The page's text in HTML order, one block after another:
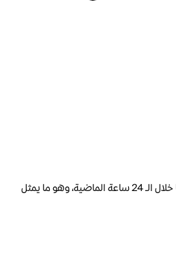
السعر الحالي لـ Cronos هو ALGO 0.5708 لكل CRO. مع عرض متداول يبلغ 47.31B CRO، فإن هذا يعني أن قيمة Cronos السوقية تبلغ 2.402B. ارتفع حجم تداول Cronos بمقدار USD 10.10M خلال الـ 24 ساعة الماضية، وهو ما يمثل